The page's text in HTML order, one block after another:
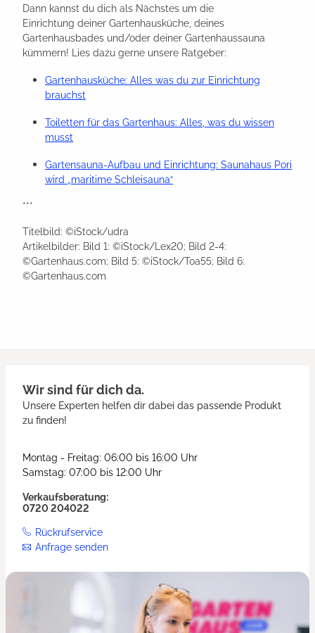
Dann kannst du dich als Nächstes um die
Einrichtung deiner Gartenhausküche, deines
Gartenhausbades und/oder deiner Gartenhaussauna
kümmern! Lies dazu gerne unsere Ratgeber:
Gartenhausküche: Alles was du zur Einrichtung
brauchst
Toiletten für das Gartenhaus: Alles, was du wissen
musst
Gartensauna-Aufbau und Einrichtung: Saunahaus Pori
wird „maritime Schleisauna“
***
Titelbild: ©iStock/udra
Artikelbilder: Bild 1: ©iStock/Lex20; Bild 2-4:
©Gartenhaus.com; Bild 5: ©iStock/Toa55; Bild 6:
©Gartenhaus.com
Wir sind für dich da.
Unsere Experten helfen dir dabei das passende Produkt
zu finden!
Montag - Freitag: 06:00 bis 16:00 Uhr
Samstag: 07:00 bis 12:00 Uhr
Verkaufsberatung:
0720 204022
Rückrufservice
Anfrage senden